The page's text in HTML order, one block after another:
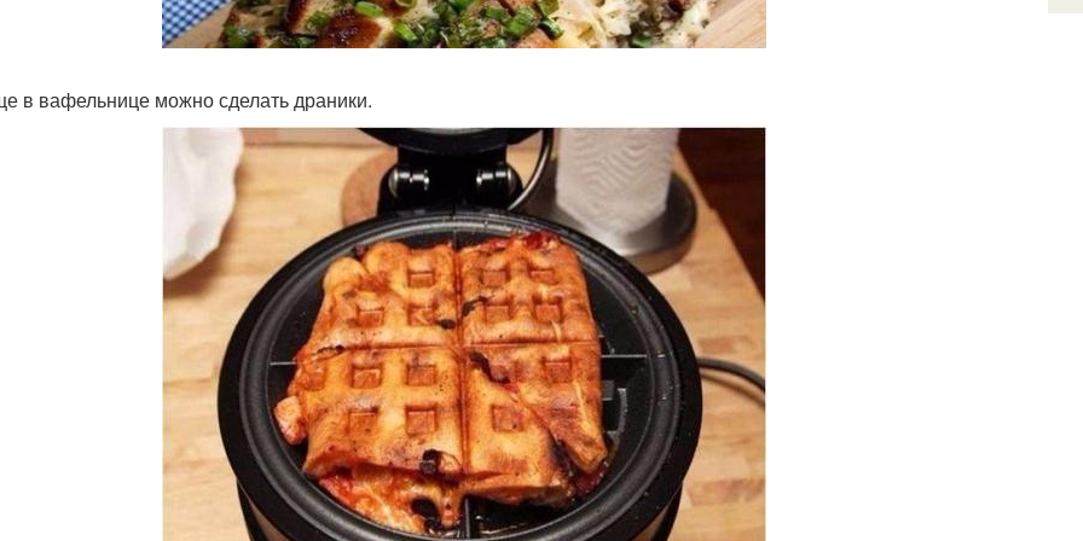
в вафельнице можно сделать драники.